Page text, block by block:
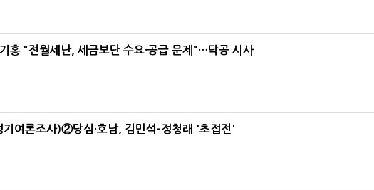
홍 "전월세난, 세금보단 수요·공급 문제"…닥공 시사
기여론조사)②당심·호남, 김민석-정청래 '초접전'